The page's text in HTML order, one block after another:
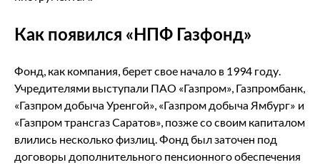
Как появился «НПФ Газфонд»
Фонд, как компания, берет свое начало в 1994 году.
Учредителями выступали ПАО «Газпром», Газпромбанк,
«Газпром добыча Уренгой», «Газпром добыча Ямбург» и
«Газпром трансгаз Саратов», позже со своим капиталом
влились несколько физлиц. Фонд был заточен под
договоры дополнительного пенсионного обеспечения